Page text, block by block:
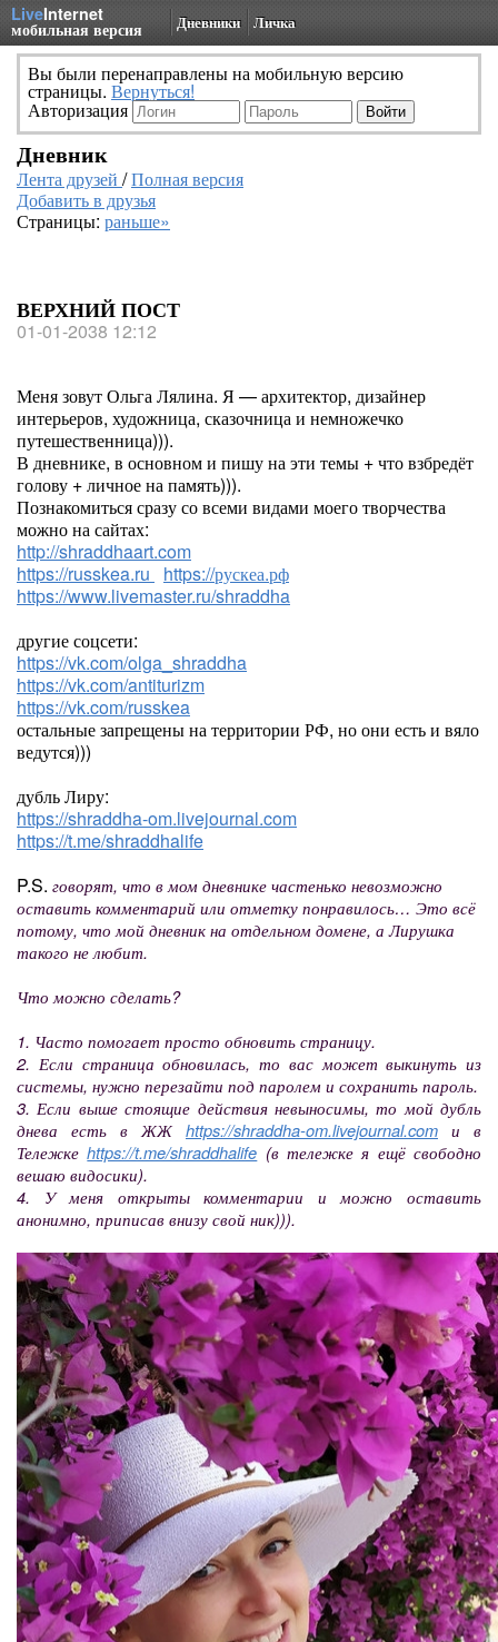
LiveInternet
мобильная версия Дневники Личка
Вы были перенаправлены на мобильную версию
страницы. Вернуться!
Авторизация
Дневник
Лента друзей /Полная версия
Добавить в друзья
Страницы: раньше»
ВЕРХНИЙ ПОСТ
01-01-2038 12:12
Меня зовут Ольга Лялина. Я — архитектор, дизайнер
интерьеров, художница, сказочница и немножечко
путешественница))).
В дневнике, в основном и пишу на эти темы + что взбредёт
голову + личное на память))).
Познакомиться сразу со всеми видами моего творчества
можно на сайтах:
http://shraddhaart.com
https://russkea.ru
https://рускеа.рф
https://www.livemaster.ru/shraddha
другие соцсети:
https://vk.com/olga_shraddha
https://vk.com/antiturizm
https://vk.com/russkea
остальные запрещены на территории РФ, но они есть и вяло
ведутся)))
дубль Лиру:
https://shraddha-om.livejournal.com
https://t.me/shraddhalife
P.S. говорят, что в мом дневнике частенько невозможно
оставить комментарий или отметку понравилось… Это всё
потому, что мой дневник на отдельном домене, а Лирушка
такого не любит.
Что можно сделать?
1. Часто помогает просто обновить страницу.
2. Если страница обновилась, то вас может выкинуть из
системы, нужно перезайти под паролем и сохранить пароль.
3. Если выше стоящие действия невыносимы, то мой дубль
днева есть в ЖЖ https://shraddha-om.livejournal.com и в
Тележкеhttps://t.me/shraddhalife (в тележке я ещё свободно
вешаю видосики).
4. У меня открыты комментарии и можно оставить
анонимно, приписав внизу свой ник))).